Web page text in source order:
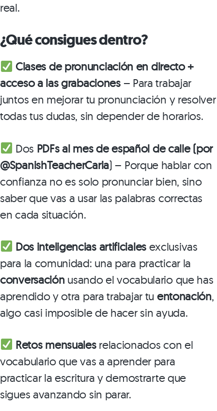
real.
¿Qué consigues dentro?
Clases de pronunciación en directo +
acceso a las grabaciones– Para trabajar
juntos en mejorar tu pronunciación y resolver
todas tus dudas, sin depender de horarios.
Dos PDFs al mes de español de calle (por
@SpanishTeacherCarla) – Porque hablar con
confianza no es solo pronunciar bien, sino
saber que vas a usar las palabras correctas
en cada situación.
Dos inteligencias artificiales exclusivas
para la comunidad: una para practicar la
conversación usando el vocabulario que has
aprendido y otra para trabajar tu entonación,
algo casi imposible de hacer sin ayuda.
Retos mensualesrelacionados con el
vocabulario que vas a aprender para
practicar la escritura y demostrarte que
sigues avanzando sin parar.